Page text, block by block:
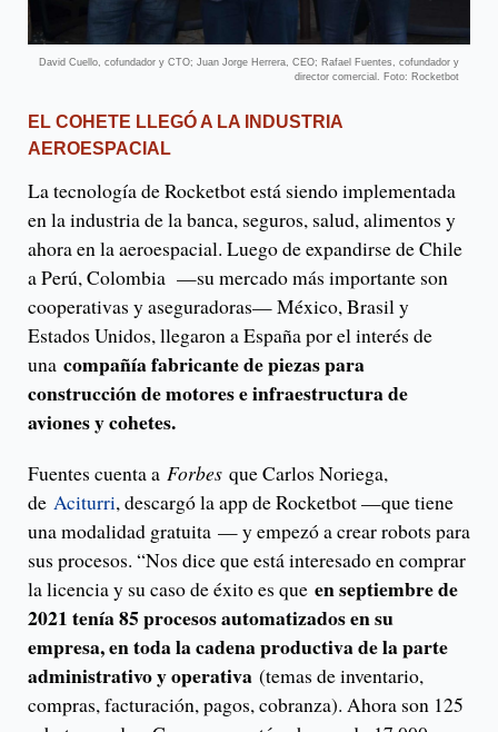
David Cuello, cofundador y CTO; Juan Jorge Herrera, CEO; Rafael Fuentes, cofundador y
director comercial. Foto: Rocketbot
EL COHETE LLEGÓ A LA INDUSTRIA
AEROESPACIAL
La tecnología de Rocketbot está siendo implementada
en la industria de la banca, seguros, salud, alimentos y
ahora en la aeroespacial. Luego de expandirse de Chile
a Perú, Colombia —su mercado más importante son
cooperativas y aseguradoras— México, Brasil y
Estados Unidos, llegaron a España por el interés de
una compañía fabricante de piezas para
construcción de motores e infraestructura de
aviones y cohetes.
Fuentes cuenta a Forbes que Carlos Noriega,
de Aciturri, descargó la app de Rocketbot —que tiene
una modalidad gratuita — y empezó a crear robots para
sus procesos. “Nos dice que está interesado en comprar
la licencia y su caso de éxito es que en septiembre de
2021 tenía 85 procesos automatizados en su
empresa, en toda la cadena productiva de la parte
administrativo y operativa (temas de inventario,
compras, facturación, pagos, cobranza). Ahora son 125